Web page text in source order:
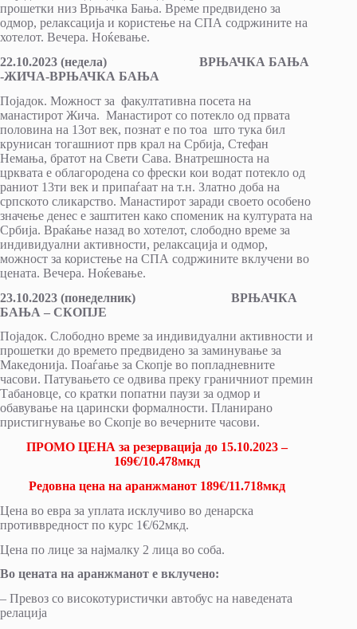
прошетки низ Врњачка Бања. Време предвидено за
одмор, релаксација и користење на СПА содржините на
хотелот. Вечера. Ноќевање.
22.10.2023 (недела) ВРЊАЧКА БАЊА
-ЖИЧА-ВРЊАЧКА БАЊА
Појадок. Moжност за факултативна посета на
манастирот Жича. Манастирот со потекло од првата
половина на 13от век, познат е по тоа што тука бил
крунисан тогашниот прв крал на Србија, Стефан
Немања, братот на Свети Сава. Внатрешноста на
црквата е облагородена со фрески кои водат потекло од
раниот 13ти век и припаѓаат на т.н. Златно доба на
српското сликарство. Манастирот заради своето особено
значење денес е заштитен како споменик на културата на
Србија. Враќање назад во хотелот, слободно време за
индивидуални активности, релаксација и одмор,
можност за користење на СПА содржините вклучени во
цената. Вечера. Ноќевање.
23.10.2023 (понеделник) ВРЊАЧКА
БАЊА – СКОПЈЕ
Појадок. Слободно време за индивидуални активности и
прошетки до времето предвидено за заминување за
Македонија. Поаѓање за Скопје во попладневните
часови. Патувањето се одвива преку граничниот премин
Табановце, со кратки попатни паузи за одмор и
обавување на царински формалности. Планирано
пристигнување во Скопје во вечерните часови.
ПРОМО ЦЕНА за резервација до 15.10.2023 –
169€/10.478мкд
Редовна цена на аранжманот 189€/11.718мкд
Цена во евра за уплата исклучиво во денарска
противвредност по курс 1€/62мкд.
Цена по лице за најмалку 2 лица во соба.
Во цената на аранжманот е вклучено:
– Превоз со високотуристички автобус на наведената
релација